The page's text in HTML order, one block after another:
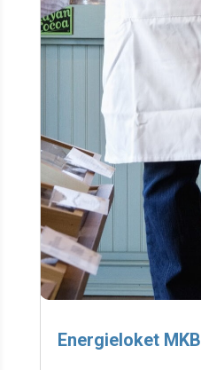
Energieloket MKB